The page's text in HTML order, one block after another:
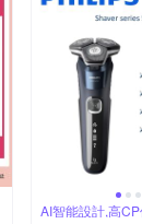
AI智能設計,高CP